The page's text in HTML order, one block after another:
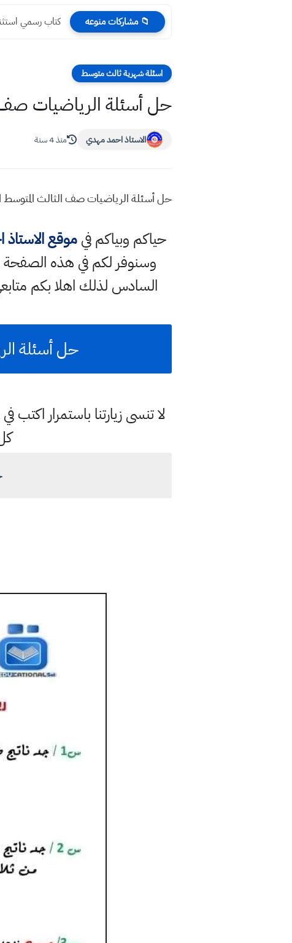
📁 مشاركات منوعه كتاب رسمي
اسئلة شهرية ثالث متوسط
حل أسئلة الرياضيات صف
الاستاذ احمد مهدي منذ 4 سنة
حل أسئلة الرياضيات صف الثالث المتوسط
حياكم وبياكم فيموقع
وسنوفر لكم في هذه
السادس لذلك اهلا بكم
حل أسئلة
لا تنسى زيارتنا باستمرار